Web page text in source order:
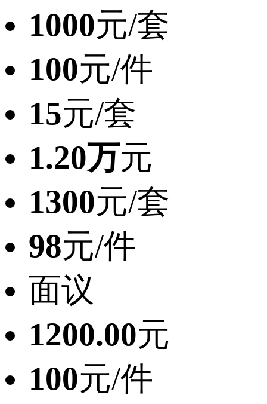
1000元/套
100元/件
15元/套
1.20万元
1300元/套
98元/件
面议
1200.00元
100元/件